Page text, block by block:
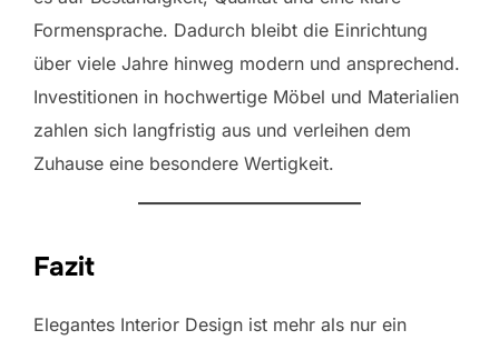
Formensprache. Dadurch bleibt die Einrichtung
über viele Jahre hinweg modern und ansprechend.
Investitionen in hochwertige Möbel und Materialien
zahlen sich langfristig aus und verleihen dem
Zuhause eine besondere Wertigkeit.
Fazit
Elegantes Interior Design ist mehr als nur ein